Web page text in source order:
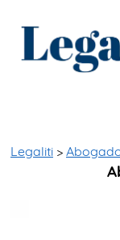
Legaliti >